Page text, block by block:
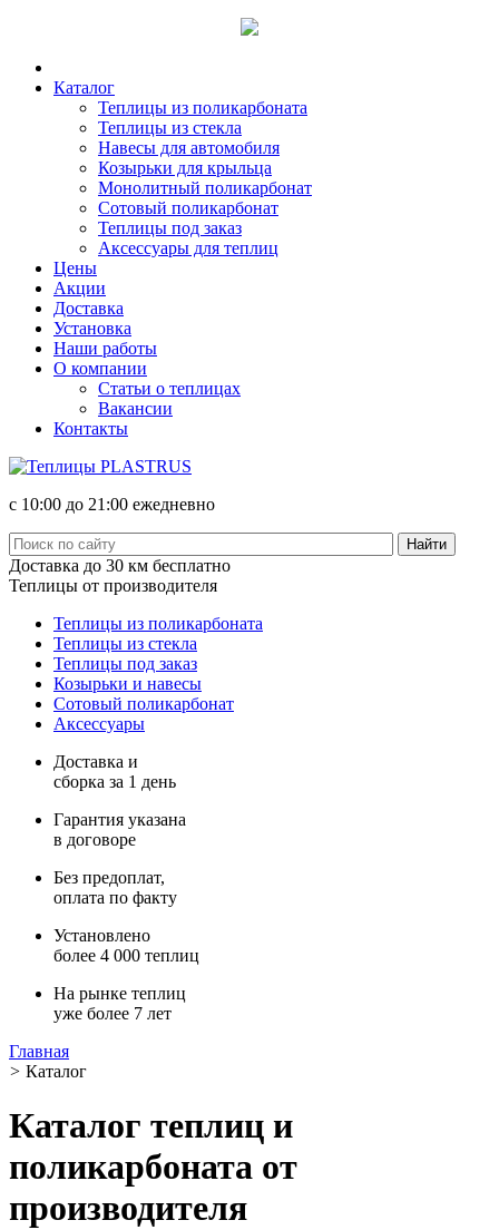
Каталог
Теплицы из поликарбоната
Теплицы из стекла
Навесы для автомобиля
Козырьки для крыльца
Монолитный поликарбонат
Сотовый поликарбонат
Теплицы под заказ
Аксессуары для теплиц
Цены
Акции
Доставка
Установка
Наши работы
О компании
Статьи о теплицах
Вакансии
Контакты
с 10:00 до 21:00 ежедневно
Доставка до 30 км бесплатно
Теплицы от производителя
Теплицы из поликарбоната
Теплицы из стекла
Теплицы под заказ
Козырьки и навесы
Сотовый поликарбонат
Аксессуары
Доставка и
сборка за 1 день
Гарантия указана
в договоре
Без предоплат,
оплата по факту
Установлено
более 4 000 теплиц
На рынке теплиц
уже более 7 лет
Главная
> Каталог
Каталог теплиц и
поликарбоната от
производителя